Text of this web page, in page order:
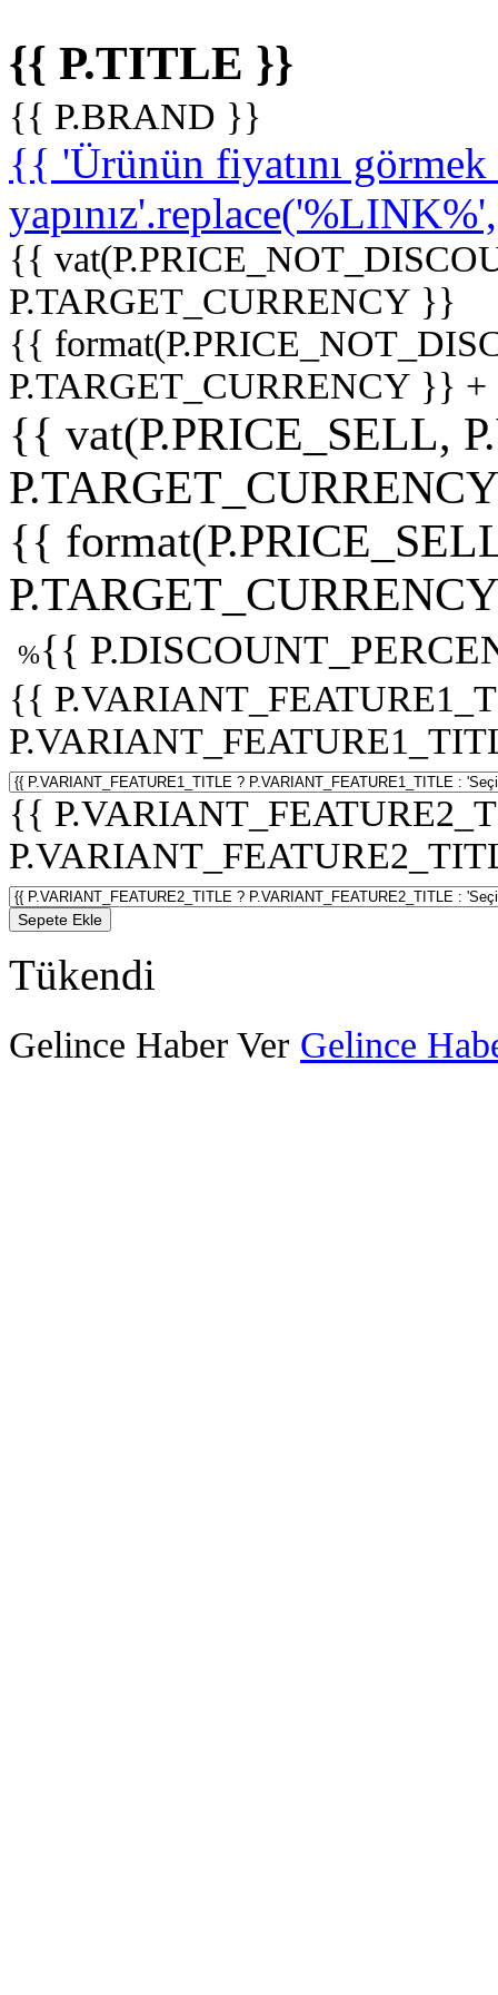
{{ P.TITLE }}
{{ P.BRAND }}
{{ 'Ürünün fiyatını
{{
P.TARGET_CURRENCY }}
{{
P.TARGET_CURRENCY }}
{{ vat(P.PRICE_SELL,
{{
%{{
{{
{{
Sepete Ekle
Tükendi
Gelince Haber Ver Gelince